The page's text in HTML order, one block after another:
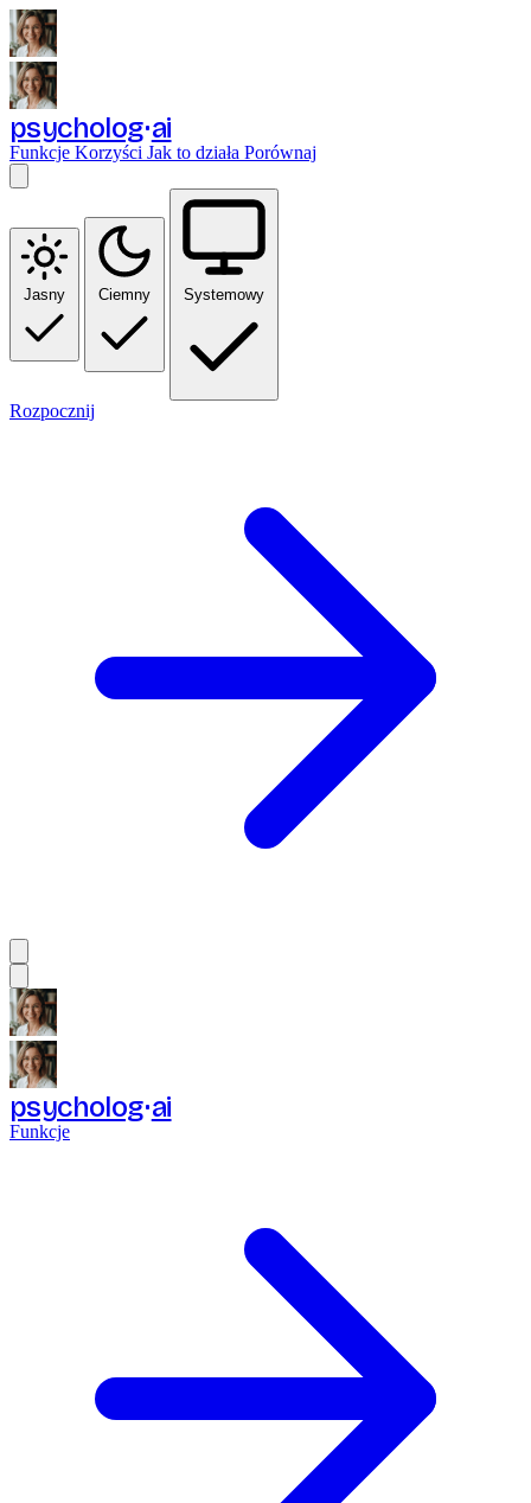
psycholog ai
Funkcje Korzyści Jak to działa Porównaj
Jasny Ciemny Systemowy
Rozpocznij
psycholog ai
Funkcje